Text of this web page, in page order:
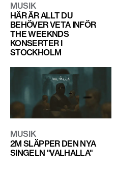
MUSIK
HÄR ÄR ALLT DU
BEHÖVER VETA INFÖR
THE WEEKNDS
KONSERTER I
STOCKHOLM
MUSIK
2M SLÄPPER DEN NYA
SINGELN "VALHALLA"